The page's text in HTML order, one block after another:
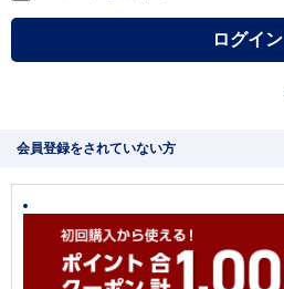
会員登録をされていない方